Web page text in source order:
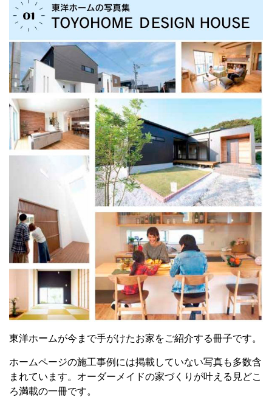
東洋ホームが今まで手がけたお家をご紹介する冊子です。
ホームページの施工事例には掲載していない写真も多数含
まれています。 オーダーメイドの家づくりが叶える 見どこ
ろ満載の一冊です。